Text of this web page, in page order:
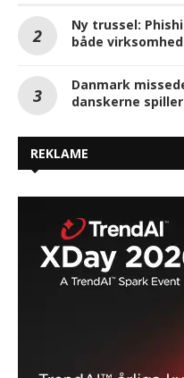
Ny trussel:
både
Danmark
danskerne
REKLAME